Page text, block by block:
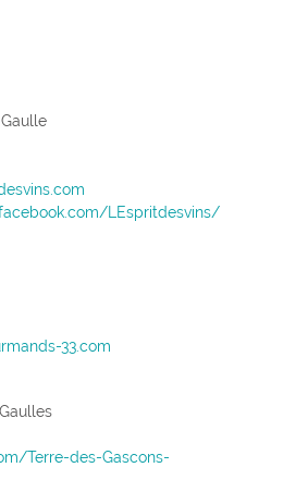
LEspritdesvins/
33.com
Terre-des-Gascons-